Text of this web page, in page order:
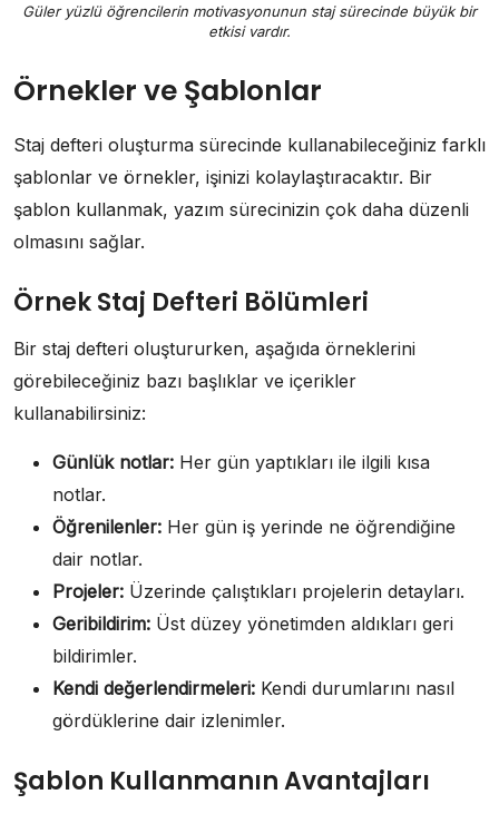
Güler yüzlü öğrencilerin motivasyonunun staj sürecinde büyük bir
etkisi vardır.
Örnekler ve Şablonlar
Staj defteri oluşturma sürecinde kullanabileceğiniz farklı
şablonlar ve örnekler, işinizi kolaylaştıracaktır. Bir
şablon kullanmak, yazım sürecinizin çok daha düzenli
olmasını sağlar.
Örnek Staj Defteri Bölümleri
Bir staj defteri oluştururken, aşağıda örneklerini
görebileceğiniz bazı başlıklar ve içerikler
kullanabilirsiniz:
Günlük notlar: Her gün yaptıkları ile ilgili kısa
notlar.
Öğrenilenler: Her gün iş yerinde ne öğrendiğine
dair notlar.
Projeler: Üzerinde çalıştıkları projelerin detayları.
Geribildirim: Üst düzey yönetimden aldıkları geri
bildirimler.
Kendi değerlendirmeleri: Kendi durumlarını nasıl
gördüklerine dair izlenimler.
Şablon Kullanmanın Avantajları